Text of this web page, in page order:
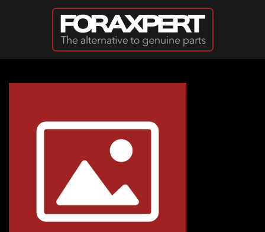
Passer au contenu principal